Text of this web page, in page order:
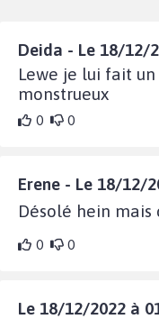
Deida - Le 18/12/
Lewe je lui fait
monstrueux
0 0
Erene - Le 18/12/
Désolé hein
0 0
Le 18/12/2022 à